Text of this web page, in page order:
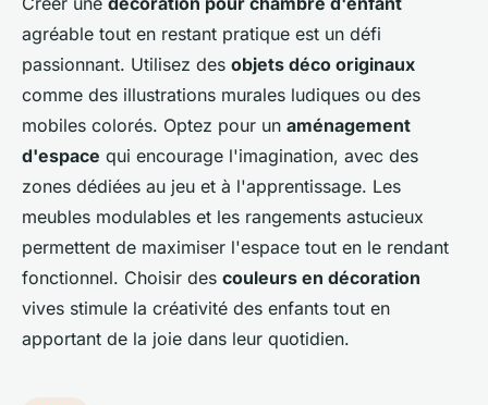
agréable tout en restant pratique est un défi
passionnant. Utilisez des objets déco originaux
comme des illustrations murales ludiques ou des
mobiles colorés. Optez pour un aménagement
d'espace qui encourage l'imagination, avec des
zones dédiées au jeu et à l'apprentissage. Les
meubles modulables et les rangements astucieux
permettent de maximiser l'espace tout en le rendant
fonctionnel. Choisir des couleurs en décoration
vives stimule la créativité des enfants tout en
apportant de la joie dans leur quotidien.